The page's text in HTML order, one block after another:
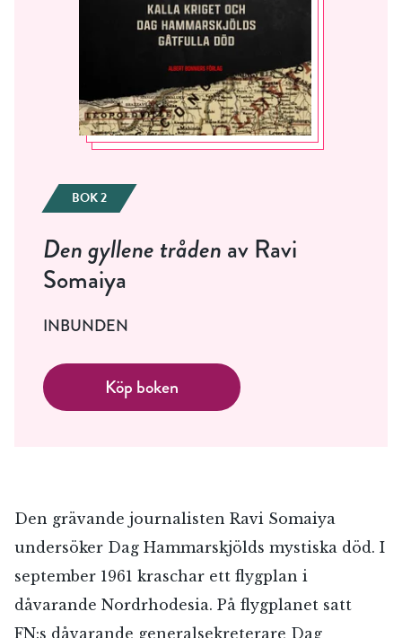
BOK 2
Den gyllene trådenav Ravi
Somaiya
INBUNDEN
Köp boken
Den grävande journalisten Ravi Somaiya
undersöker Dag Hammarskjölds mystiska död. I
september 1961 kraschar ett flygplan i
dåvarande Nordrhodesia. På flygplanet satt
FN:s dåvarande generalsekreterare Dag